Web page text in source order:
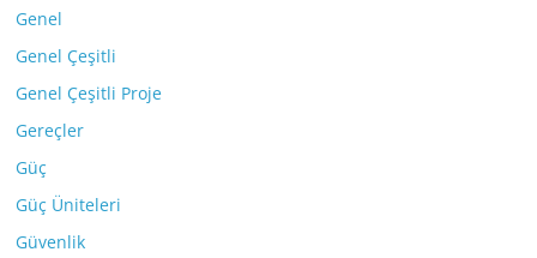
Genel
Genel Çeşitli
Genel Çeşitli Proje
Gereçler
Güç
Güç Üniteleri
Güvenlik